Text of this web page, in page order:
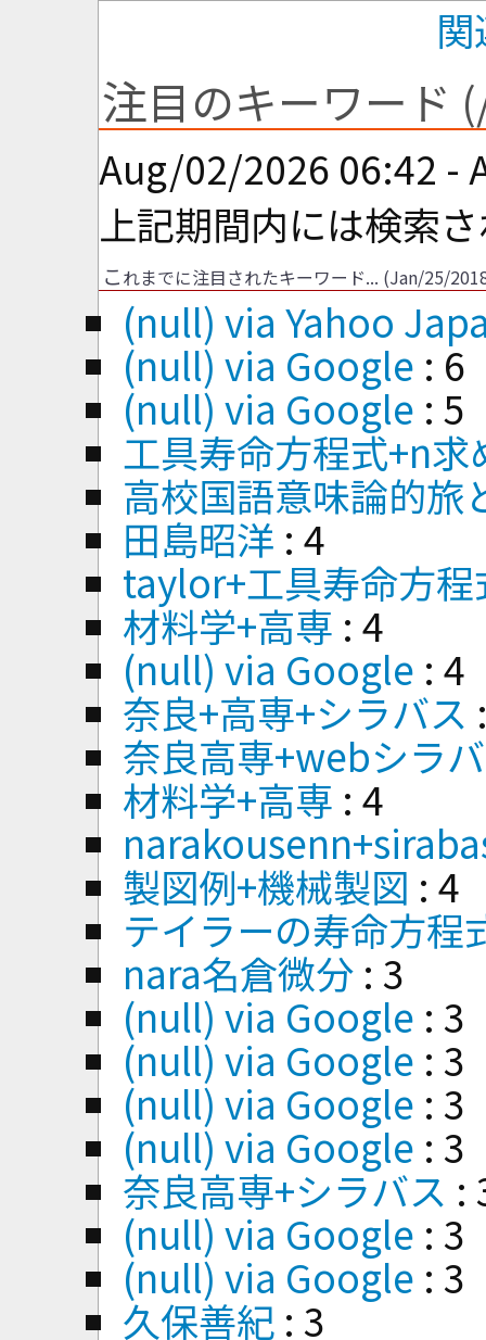
注目のキーワード
Aug/02/2026 06:42 -
上記期間内には検索
これまでに注目されたキーワード... (Jan/25/
(null) via Yahoo
(null) via Google : 6
(null) via Google : 5
工具寿命方程式+n
高校国語意味論的
田島昭洋 : 4
taylor+工具寿命方
材料学+高専 : 4
(null) via Google : 4
奈良+高専+シラバス
奈良高専+webシラ
材料学+高専 : 4
製図例+機械製図 : 4
テイラーの寿命方程
nara名倉微分 : 3
(null) via Google : 3
(null) via Google : 3
(null) via Google : 3
(null) via Google : 3
奈良高専+シラバス :
(null) via Google : 3
(null) via Google : 3
久保善紀 : 3